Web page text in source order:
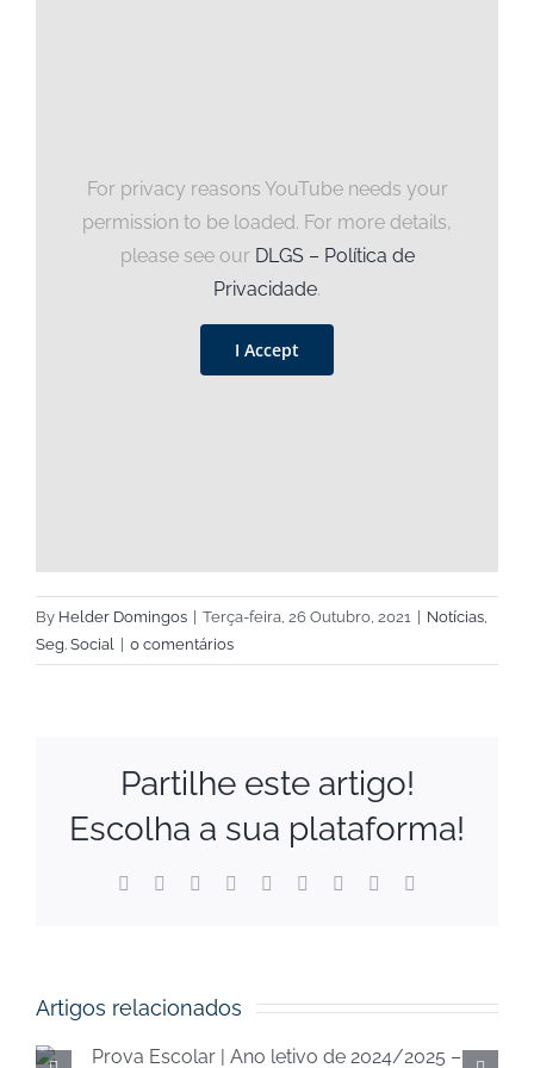
For privacy reasons YouTube needs your
permission to be loaded. For more details,
please see our DLGS – Política de
Privacidade.
I Accept
By Helder Domingos Terça-feira, 26 Outubro, 2021 Notícias,
Seg. Social
0 comentários
Partilhe este artigo!
Escolha a sua plataforma!
Facebook Reddit LinkedInWhatsApp
TumblrPinterest
Artigos relacionados
Execução orçamental da